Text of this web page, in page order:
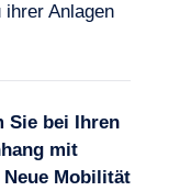
Anlagen
Sie bei Ihren
mit
Neue Mobilität